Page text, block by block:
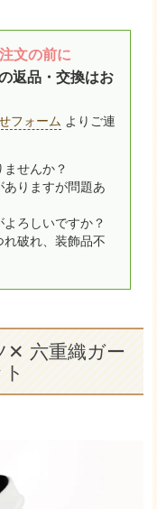
文の前に
返品・交換はお
フォーム よりご連
せんか？
りますが問題あ
ろしいですか？
れ破れ、装飾品不
✕ 六重織ガー